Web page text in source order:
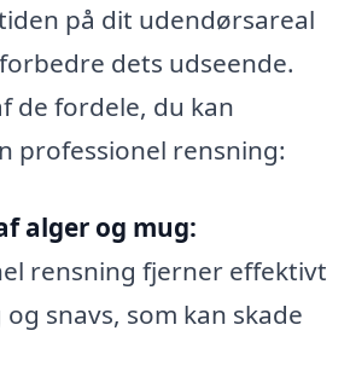
på dit udendørsareal
dets udseende.
de fordele, du kan
professionel rensning:
alger og mug:
rensning fjerner effektivt
snavs, som kan skade